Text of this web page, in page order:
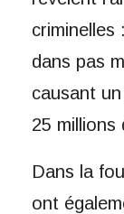
criminelles
dans pas
causant
25 millions
Dans la
ont